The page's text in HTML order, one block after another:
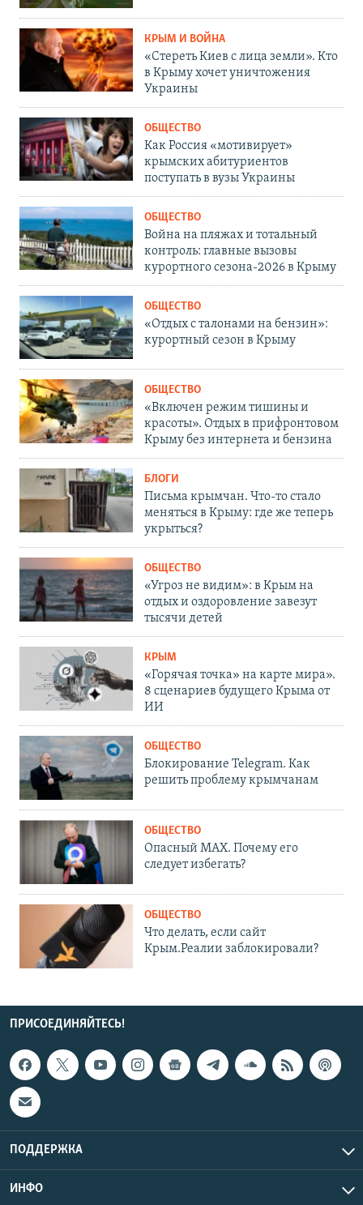
КРЫМ И ВОЙНА
«Стереть Киев с лица земли». Кто
в Крыму хочет уничтожения
Украины
ОБЩЕСТВО
Как Россия «мотивирует»
крымских абитуриентов
поступать в вузы Украины
ОБЩЕСТВО
Война на пляжах и тотальный
контроль: главные вызовы
курортного сезона-2026 в Крыму
ОБЩЕСТВО
«Отдых с талонами на бензин»:
курортный сезон в Крыму
ОБЩЕСТВО
«Включен режим тишины и
красоты». Отдых в прифронтовом
Крыму без интернета и бензина
БЛОГИ
Письма крымчан. Что-то стало
меняться в Крыму: где же теперь
укрыться?
ОБЩЕСТВО
«Угроз не видим»: в Крым на
отдых и оздоровление завезут
тысячи детей
КРЫМ
«Горячая точка» на карте мира».
8 сценариев будущего Крыма от
ИИ
ОБЩЕСТВО
Блокирование Telegram. Как
решить проблему крымчанам
ОБЩЕСТВО
Опасный MAX. Почему его
следует избегать?
ОБЩЕСТВО
Что делать, если сайт
Крым.Реалии заблокировали?
ПРИСОЕДИНЯЙТЕСЬ!
ПОДДЕРЖКА
ИНФО